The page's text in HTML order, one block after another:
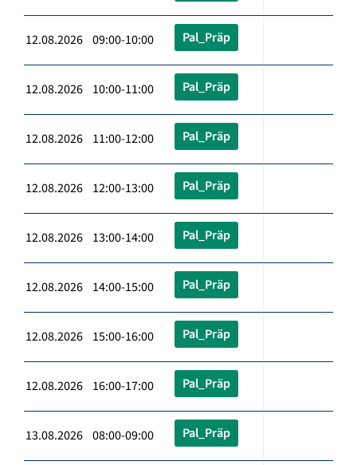
12.08.2026 09:00-10:00 Pal_Präp
12.08.2026 10:00-11:00 Pal_Präp
12.08.2026 11:00-12:00 Pal_Präp
12.08.2026 12:00-13:00 Pal_Präp
12.08.2026 13:00-14:00 Pal_Präp
12.08.2026 14:00-15:00 Pal_Präp
12.08.2026 15:00-16:00 Pal_Präp
12.08.2026 16:00-17:00 Pal_Präp
13.08.2026 08:00-09:00 Pal_Präp